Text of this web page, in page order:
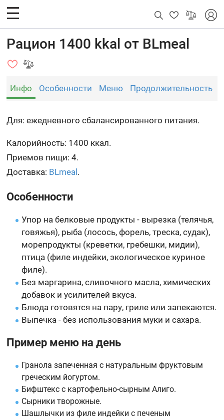
Рацион 1400 kkal от BLmeal
Инфо Особенности Меню Продолжительность
Для: ежедневного сбалансированного питания.
Калорийность: 1400 ккал.
Приемов пищи: 4.
Доставка: BLmeal .
Особенности
Упор на белковые продукты - вырезка (телячья,
говяжья), рыба (лосось, форель, треска, судак),
морепродукты (креветки, гребешки, мидии),
птица (филе индейки, экологическое куриное
филе).
Без маргарина, сливочного масла, химических
добавок и усилителей вкуса.
Блюда готовятся на пару, гриле или запекаются.
Выпечка - без использования муки и сахара.
Пример меню на день
Гранола запеченная с натуральным фруктовым
греческим йогуртом.
Бифштекс с картофельно-сырным Алиго.
Сырники творожные.
Шашлычки из филе индейки с печеным